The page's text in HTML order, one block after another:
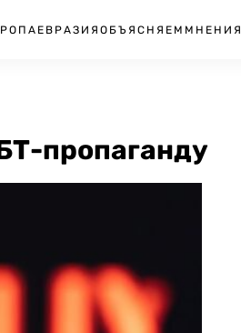
ЕВРАЗИЯ ОБЪЯСНЯЕМ МНЕНИЯ
пропаганду